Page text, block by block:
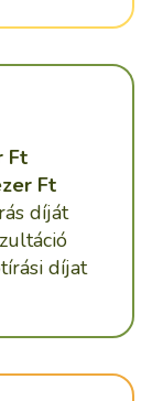
Ft
Ft
díját
díjat